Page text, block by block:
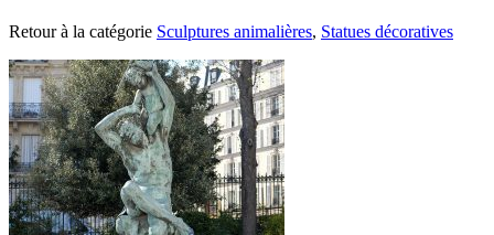
Retour à la catégorie Sculptures animalières, Statues décoratives